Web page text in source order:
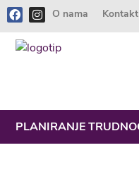
O nama Kontakt
PLANIRANJE